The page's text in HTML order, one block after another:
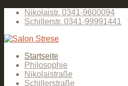
Nikolaistr. 0341-9600094
Schillerstr. 0341-99991441
Startseite
Philosophie
Nikolaistraße
Schillerstraße